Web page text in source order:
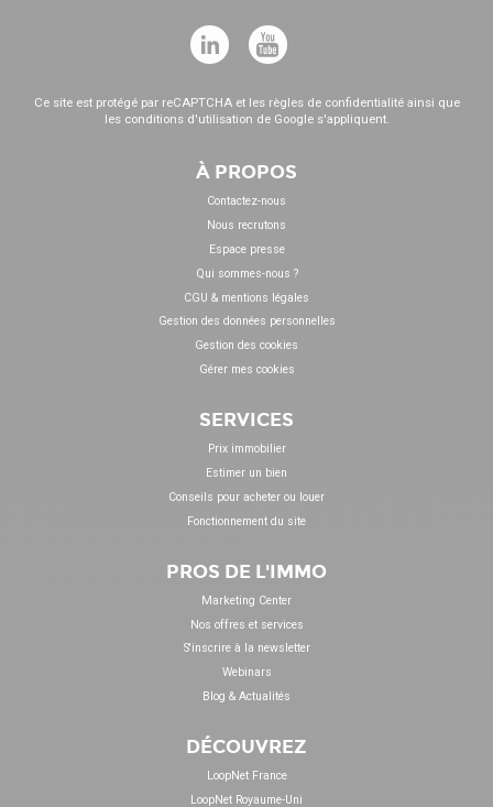
Ce site est protégé par reCAPTCHA et les règles de confidentialitéainsi que
les conditions d'utilisation de Google s'appliquent.
À PROPOS
Contactez-nous
Nous recrutons
Espace presse
Qui sommes-nous ?
CGU & mentions légales
Gestion des données personnelles
Gestion des cookies
Gérer mes cookies
SERVICES
Prix immobilier
Estimer un bien
Conseils pour acheter ou louer
Fonctionnement du site
PROS DE L'IMMO
Marketing Center
Nos offres et services
S'inscrire à la newsletter
Webinars
Blog & Actualités
DÉCOUVREZ
LoopNet France
LoopNet Royaume-Uni